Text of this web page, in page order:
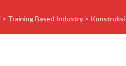
> Training Based Industry > Konstruksi